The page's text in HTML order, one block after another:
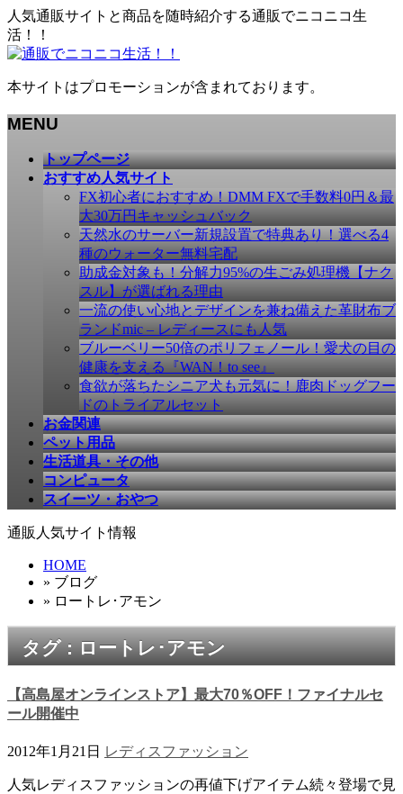
人気通販サイトと商品を随時紹介する通販でニコニコ生
活！！
本サイトはプロモーションが含まれております。
MENU
トップページ
おすすめ人気サイト
FX初心者におすすめ！DMM FXで手数料0円＆最
大30万円キャッシュバック
天然水のサーバー新規設置で特典あり！選べる4
種のウォーター無料宅配
助成金対象も！分解力95%の生ごみ処理機【ナク
スル】が選ばれる理由
一流の使い心地とデザインを兼ね備えた革財布ブ
ランドmic – レディースにも人気
ブルーベリー50倍のポリフェノール！愛犬の目の
健康を支える『WAN！to see』
食欲が落ちたシニア犬も元気に！鹿肉ドッグフー
ドのトライアルセット
お金関連
ペット用品
生活道具・その他
コンピュータ
スイーツ・おやつ
通販人気サイト情報
HOME
» ブログ
» ロートレ･アモン
タグ : ロートレ･アモン
【高島屋オンラインストア】最大70％OFF！ファイナルセ
ール開催中
2012年1月21日 レディスファッション
人気レディスファッションの再値下げアイテム続々登場で見